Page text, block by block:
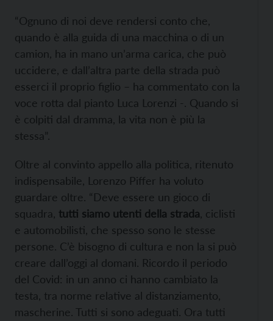
“Ognuno di noi deve rendersi conto che,
quando è alla guida di una macchina o di un
camion, ha in mano un’arma carica, che può
uccidere, e dall’altra parte della strada può
esserci il proprio figlio – ha commentato con la
voce rotta dal pianto Luca Lorenzi -. Quando si
è colpiti dal dramma, la vita non è più la
stessa”.
Oltre al convinto appello alla politica, ritenuto
indispensabile, Lorenzo Piffer ha voluto
guardare oltre. “Deve essere un gioco di
squadra, tutti siamo utenti della strada , ciclisti
e automobilisti, che spesso sono le stesse
persone. C’è bisogno di cultura e non la si può
creare dall’oggi al domani. Ricordo il periodo
del Covid: in un anno ci hanno cambiato la
testa, tra norme relative al distanziamento,
mascherine. Tutti si sono adeguati. Ora tutti